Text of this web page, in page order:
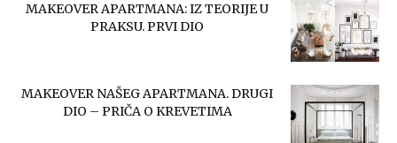
MAKEOVER APARTMANA: IZ TEORIJE U
PRAKSU. PRVI DIO
MAKEOVER NAŠEG APARTMANA. DRUGI
DIO – PRIČA O KREVETIMA